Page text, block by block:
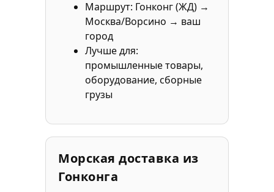
Маршрут: Гонконг (ЖД) →
Москва/Ворсино → ваш
город
Лучше для:
промышленные товары,
оборудование, сборные
грузы
Морская доставка из
Гонконга